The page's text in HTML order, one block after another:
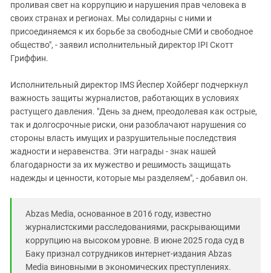
проливая свет на коррупцию и нарушения прав человека в
своих странах и регионах. Мы солидарны с ними и
присоединяемся к их борьбе за свободные СМИ и свободное
общество", - заявил исполнительный директор IPI Скотт
Гриффин.
Исполнительный директор IMS Йеспер Хойберг подчеркнул
важность защиты журналистов, работающих в условиях
растущего давления. "День за днем, преодолевая как острые,
так и долгосрочные риски, они разоблачают нарушения со
стороны власть имущих и разрушительные последствия
жадности и неравенства. Эти награды - знак нашей
благодарности за их мужество и решимость защищать
надежды и ценности, которые мы разделяем", - добавил он.
Abzas Media, основанное в 2016 году, известно
журналистскими расследованиями, раскрывающими
коррупцию на высоком уровне. В июне 2025 года суд в
Баку признал сотрудников интернет-издания Abzas
Media виновными в экономических преступлениях.